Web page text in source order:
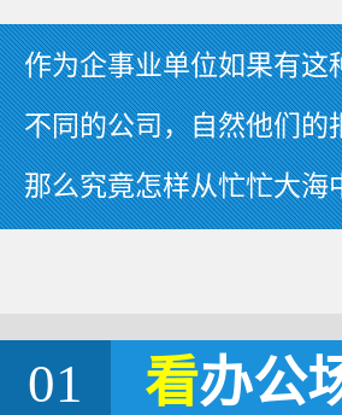
作为企事业单位如果有这
不同的公司，自然他们的
那么究竟怎样从忙忙大海
01 看办公